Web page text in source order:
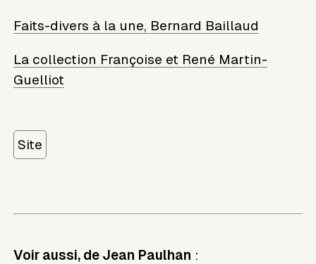
Faits-divers à la une, Bernard Baillaud
La collection Françoise et René Martin-
Guelliot
Site
Voir aussi, de Jean Paulhan :